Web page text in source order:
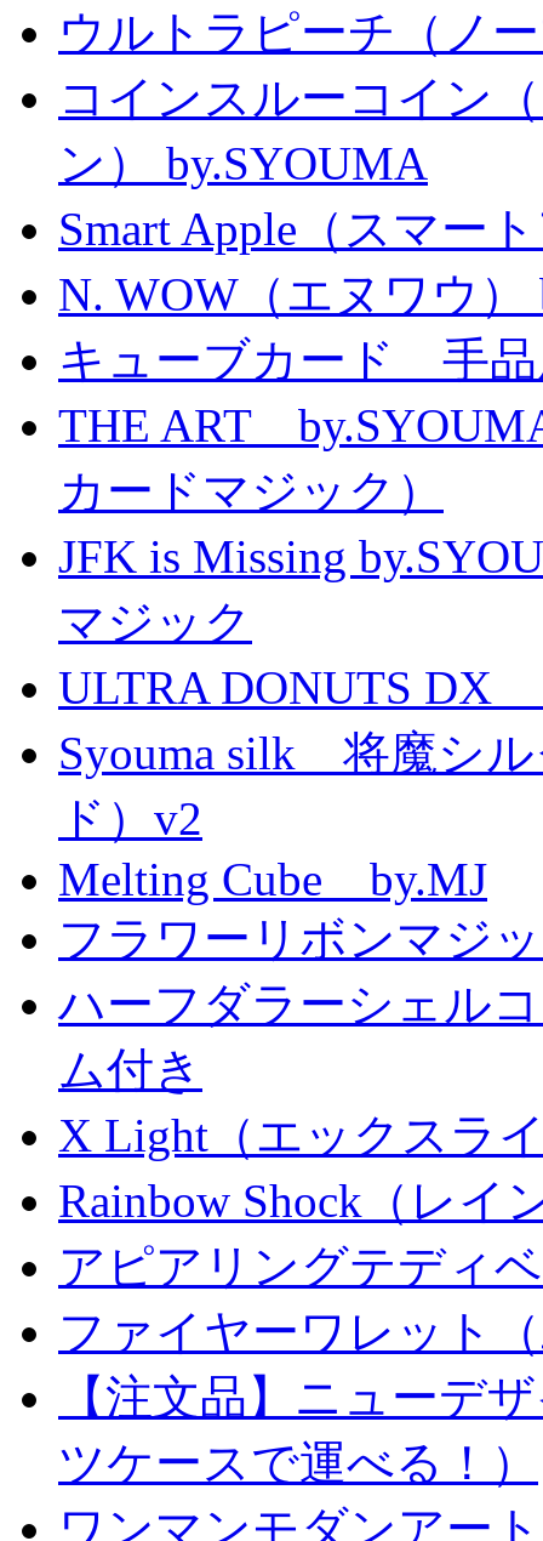
ウルトラピーチ（ノ
コインスルーコイン
ン） by.SYOUMA
Smart Apple（スマー
N. WOW（エヌワウ）
キューブカード 手
THE ART
カードマジック）
JFK is Missing
マジック
ULTRA DONUTS DX
Syouma silk 将魔シ
ド）v2
Melting Cube by.MJ
フラワーリボンマジ
ハーフダラーシェル
ム付き
X Light（エックスラ
Rainbow Shock（レイ
アピアリングテディ
ファイヤーワレット
【注文品】ニューデ
ツケースで運べる！）
ワンマンモダンアート